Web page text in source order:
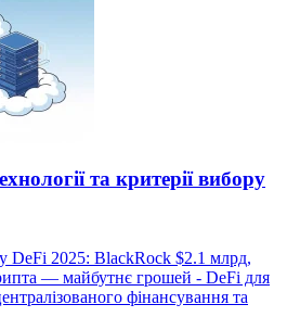
та критерії вибору
у DeFi 2025: BlackRock $2.1 млрд,
— майбутнє грошей - DeFi для
фінансування та